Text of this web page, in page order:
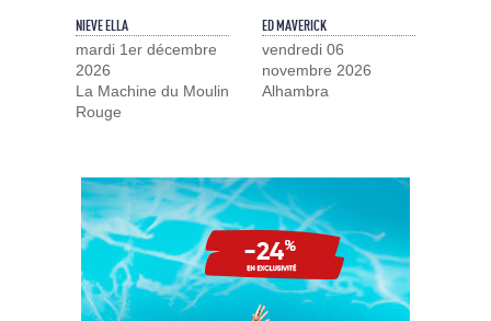
NIEVE ELLA
mardi 1er décembre
2026
La Machine du Moulin
Rouge
ED MAVERICK
vendredi 06
novembre 2026
Alhambra